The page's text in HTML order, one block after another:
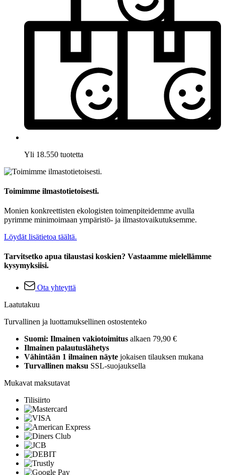
Yli 18.550 tuotetta
Toimimme ilmastotietoisesti.
Monien konkreettisten ekologisten toimenpiteidemme avulla
pyrimme minimoimaan ympäristö- ja ilmastovaikutuksemme.
Löydät lisätietoa täältä.
Tarvitsetko apua tilaustasi koskien? Vastaamme mielellämme
kysymyksiisi.
Ota yhteyttä
Laatutakuu
Turvallinen ja luottamuksellinen ostostenteko
Suomi: Ilmainen vakiotoimitus alkaen 79,90 €
Ilmainen palautuslähetys
Vähintään 1 ilmainen näyte jokaisen tilauksen mukana
Turvallinen maksu SSL-suojauksella
Mukavat maksutavat
Tilisiirto